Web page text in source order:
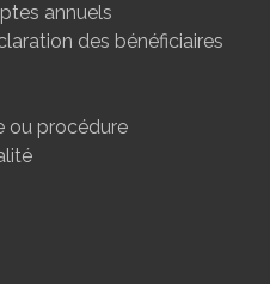
annuels
des bénéficiaires
ou procédure